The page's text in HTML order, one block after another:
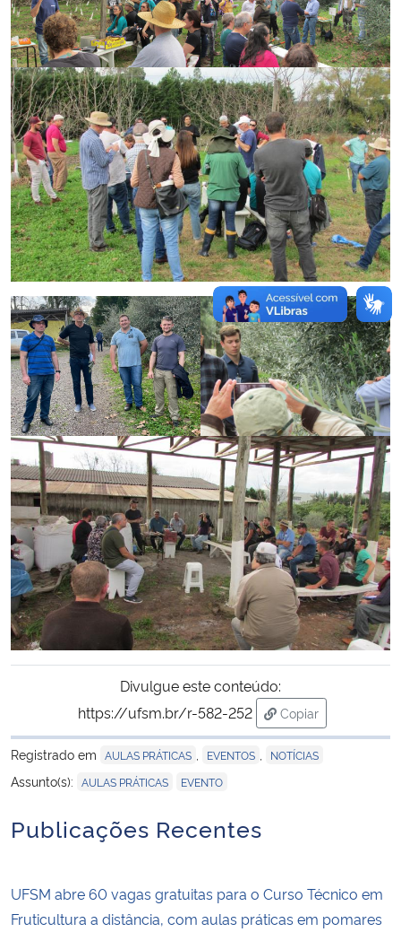
Divulgue este conteúdo:
https://ufsm.br/r-582-252
Copiar
para área de
Registrado em AULAS PRÁTICAS EVENTOS NOTÍCIAS
Assunto(s): AULAS PRÁTICAS EVENTO
Publicações Recentes
UFSM abre 60 vagas gratuitas para o Curso Técnico em
Fruticultura a distância, com aulas práticas em pomares